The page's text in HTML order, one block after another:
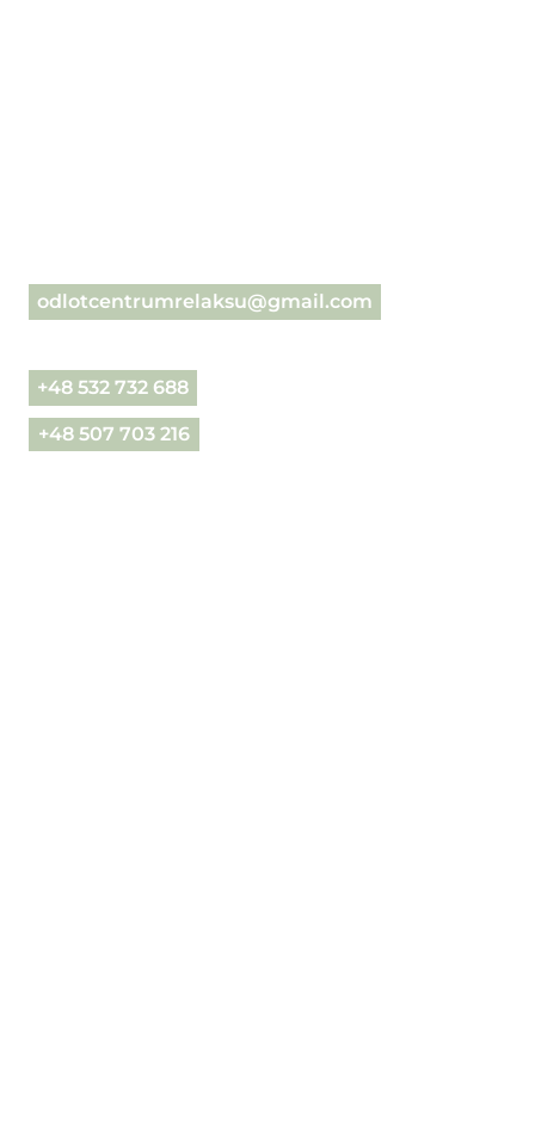
odlotcentrumrelaksu@gmail.com
+48 532 732 688
+48 507 703 216